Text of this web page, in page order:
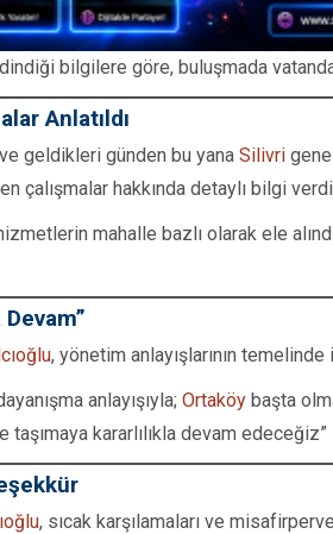
bilgilere göre, buluşmada
Anlatıldı
geldikleri günden bu yana Silivri
çalışmalar hakkında detaylı bilgi
mahalle bazlı olarak ele
, yönetim anlayışlarının
anlayışıyla; Ortaköy başta
kararlılıkla devam
, sıcak karşılamaları ve